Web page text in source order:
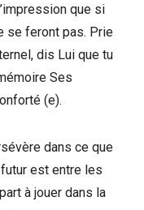
que si
se feront pas. Prie
dis Lui que tu
Ses
(e).
dans ce que
est entre les
à jouer dans la